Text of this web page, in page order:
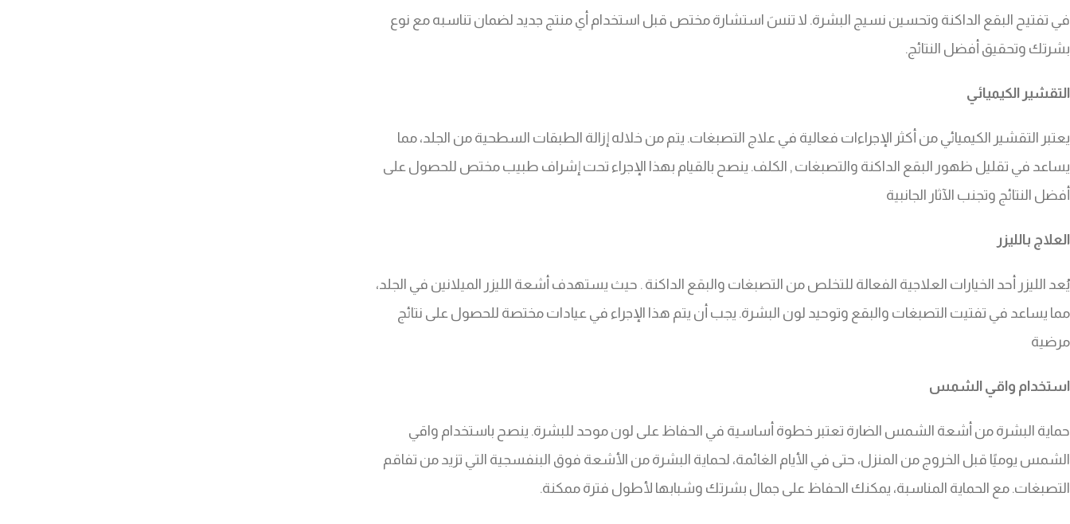
في تفتيح البقع الداكنة وتحسين نسيج البشرة. لا تنسَ استشارة مختص قبل استخدام أي منتج جديد لضمان تناسبه مع نوع
بشرتك وتحقيق أفضل النتائج.
التقشير الكيميائي
يعتبر التقشير الكيميائي من أكثر الإجراءات فعالية في علاج التصبغات. يتم من خلاله إزالة الطبقات السطحية من الجلد، مما
يساعد في تقليل ظهور البقع الداكنة والتصبغات , الكلف. ينصح بالقيام بهذا الإجراء تحت إشراف طبيب مختص للحصول على
أفضل النتائج وتجنب الآثار الجانبية
العلاج بالليزر
يُعد الليزر أحد الخيارات العلاجية الفعالة للتخلص من التصبغات والبقع الداكنة . حيث يستهدف أشعة الليزر الميلانين في الجلد،
مما يساعد في تفتيت التصبغات والبقع وتوحيد لون البشرة. يجب أن يتم هذا الإجراء في عيادات مختصة للحصول على نتائج
مرضية
استخدام واقي الشمس
حماية البشرة من أشعة الشمس الضارة تعتبر خطوة أساسية في الحفاظ على لون موحد للبشرة. ينصح باستخدام واقي
الشمس يوميًا قبل الخروج من المنزل، حتى في الأيام الغائمة، لحماية البشرة من الأشعة فوق البنفسجية التي تزيد من تفاقم
التصبغات. مع الحماية المناسبة، يمكنك الحفاظ على جمال بشرتك وشبابها لأطول فترة ممكنة.